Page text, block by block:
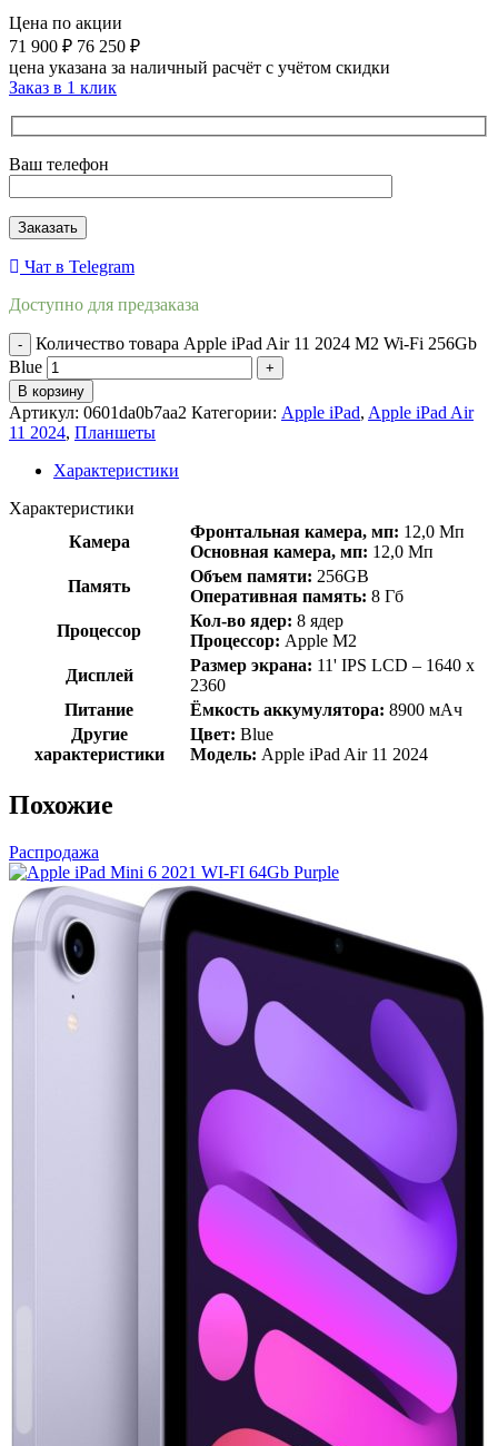
Цена по акции
71 900 ₽ 76 250 ₽
цена указана за наличный расчёт с учётом скидки
Заказ в 1 клик
Ваш телефон
Чат в Telegram
Доступно для предзаказа
Количество товара Apple iPad Air 11 2024 M2 Wi-Fi 256Gb
Blue
В корзину
Артикул: 0601da0b7aa2 Категории: Apple iPad, Apple iPad Air
11 2024, Планшеты
Характеристики
Характеристики
Камера
Фронтальная камера, мп: 12,0 Мп
Основная камера, мп: 12,0 Мп
Память
Объем памяти: 256GB
Оперативная память: 8 Гб
Процессор
Кол-во ядер: 8 ядер
Процессор: Apple M2
Дисплей
Размер экрана: 11' IPS LCD – 1640 x
2360
Питание
Ёмкость аккумулятора: 8900 мАч
Другие
характеристики
Цвет: Blue
Модель: Apple iPad Air 11 2024
Похожие
Распродажа